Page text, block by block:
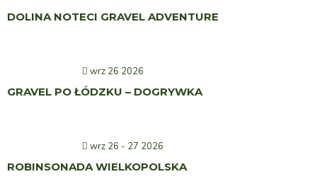
DOLINA NOTECI GRAVEL ADVENTURE
wrz 26 2026
GRAVEL PO ŁÓDZKU – DOGRYWKA
wrz 26 - 27 2026
ROBINSONADA WIELKOPOLSKA